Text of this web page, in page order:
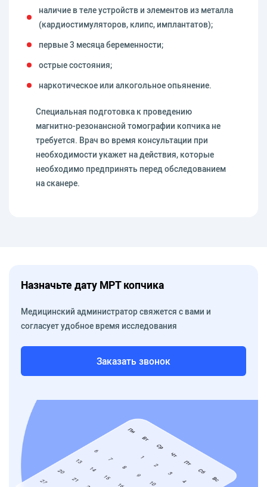
наличие в теле устройств и элементов из металла
(кардиостимуляторов, клипс, имплантатов);
первые 3 месяца беременности;
острые состояния;
наркотическое или алкогольное опьянение.
Специальная подготовка к проведению
магнитно-резонансной томографии копчика не
требуется. Врач во время консультации при
необходимости укажет на действия, которые
необходимо предпринять перед обследованием
на сканере.
Назначьте дату МРТ копчика
Медицинский администратор свяжется с вами и
согласует удобное время исследования
Заказать звонок